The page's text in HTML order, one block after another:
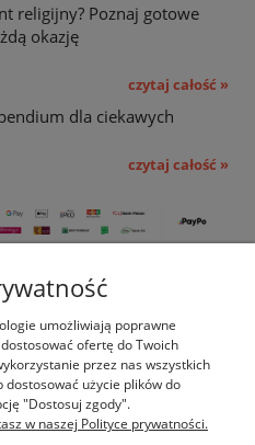
religijny? Poznaj gotowe
okazję
czytaj całość »
dla ciekawych
czytaj całość »
konto
i dostawa
umożliwiają poprawne
ofertę do Twoich
przez nas wszystkich
użycie plików do
"Dostosuj zgody".
w naszej Polityce prywatności.